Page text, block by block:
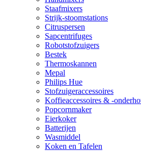
Staafmixers
Strijk-stoomstations
Citruspersen
Sapcentrifuges
Robotstofzuigers
Bestek
Thermoskannen
Mepal
Philips Hue
Stofzuigeraccessoires
Koffieaccessoires & -
Popcornmaker
Eierkoker
Batterijen
Wasmiddel
Koken en Tafelen